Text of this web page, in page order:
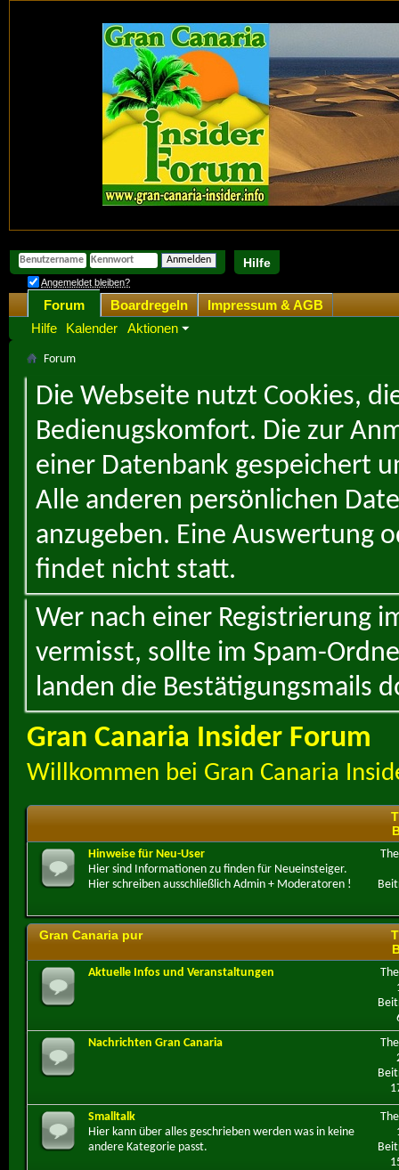
Hilfe
Angemeldet bleiben?
Forum
Hilfe
Kalender Aktionen
Boardregeln Impressum & AGB
Forum
Die Webseite nutzt Cookies,
Bedienugskomfort. Die zur
einer Datenbank gespeichert
Alle anderen persönlichen
anzugeben. Eine Auswertung
findet nicht statt.
Wer nach einer Registrierung
vermisst, sollte im Spam-
landen die Bestätigungsmails
Gran Canaria Insider Forum
Willkommen bei Gran Canaria
Hinweise für Neu-User
Hier sind Informationen zu finden für Neueinsteiger.
Hier schreiben ausschließlich Admin + Moderatoren !
Gran Canaria pur
Aktuelle Infos und Veranstaltungen
Nachrichten Gran Canaria
Smalltalk
Hier kann über alles geschrieben werden was in keine
andere Kategorie passt.